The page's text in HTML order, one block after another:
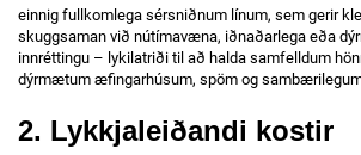
einnig fullkomlega sérsniðnum línum, sem gerir
skuggsaman við nútímavæna, iðnaðarlega eða
innréttingu – lykilatriði til að halda samfelldum
dýrmætum æfingarhúsum, spöm og
2. Lykkjaleiðandi kostir